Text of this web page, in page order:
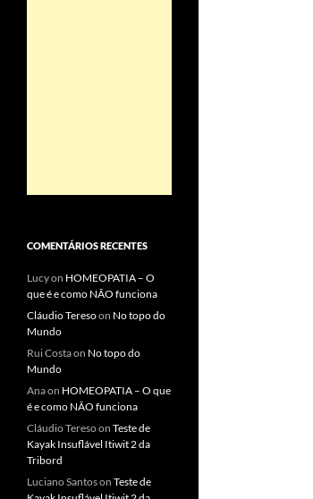
COMENTÁRIOS RECENTES
Lucyon HOMEOPATIA – O
que é e como NÃO funciona
Cláudio Teresoon No topo do
Mundo
Rui Costaon No topo do
Mundo
Anaon HOMEOPATIA – O que
é e como NÃO funciona
Cláudio Teresoon Teste de
Kayak Insuflável Itiwit 2 da
Tribord
Luciano Santoson Teste de